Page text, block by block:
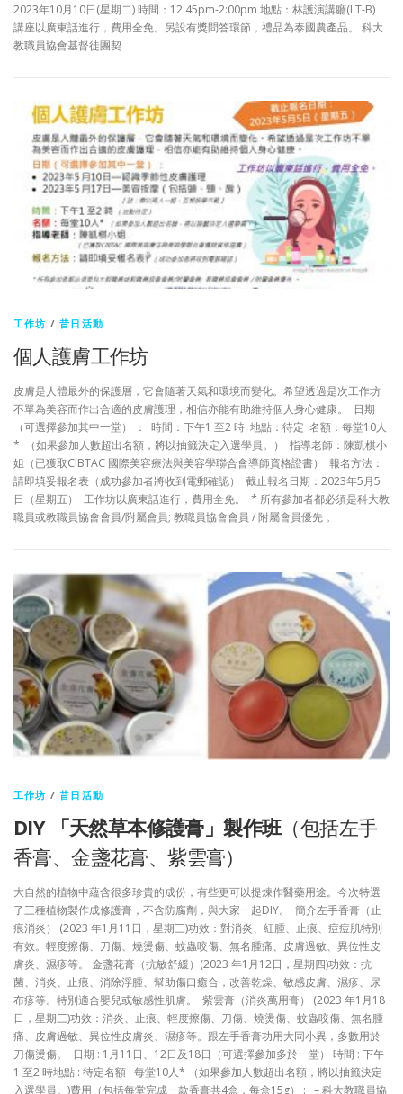
2023年10月10日(星期二) 時間：12:45pm-2:00pm 地點：林護演講廳(LT-B)
講座以廣東話進⾏，費⽤全免。另設有獎問答環節，禮品為泰國農產品。 科大
教職員協會基督徒團契
工作坊 /昔日活動
個人護膚工作坊
皮膚是人體最外的保護層，它會隨著天氣和環境而變化。希望透過是次工作坊
不單為美容而作出合適的皮膚護理，相信亦能有助維持個人身心健康。 日期
（可選擇參加其中一堂） ： 時間：下午1 至2 時 地點：待定 名額：每堂10人
* （如果參加人數超出名額，將以抽籤決定入選學員。） 指導老師：陳凱棋小
姐（已獲取CIBTAC 國際美容療法與美容學聯合會導師資格證書） 報名方法：
請即填妥報名表（成功參加者將收到電郵確認） 截止報名日期：2023年5月5
日（星期五） 工作坊以廣東話進行，費用全免。 * 所有參加者都必須是科大教
職員或教職員協會會員/附屬會員; 教職員協會會員 / 附屬會員優先 。
工作坊 /昔日活動
DIY 「天然草本修護膏」製作班（包括左手
香膏、金盞花膏、紫雲膏）
大自然的植物中蘊含很多珍貴的成份，有些更可以提煉作醫藥用途。今次特選
了三種植物製作成修護膏，不含防腐劑，與大家一起DIY。 簡介左手香膏（止
痕消炎） (2023 年1月11日，星期三)功效：對消炎、紅腫、止痕、痘痘肌特別
有效。輕度擦傷、刀傷、燒燙傷、蚊蟲咬傷、無名腫痛、皮膚過敏、異位性皮
膚炎、濕疹等。 金盞花膏（抗敏舒緩）(2023 年1月12日，星期四)功效：抗
菌、消炎、止痕、消除浮腫、幫助傷口癒合，改善乾燥、敏感皮膚、濕疹、尿
布疹等。特別適合嬰兒或敏感性肌膚。 紫雲膏（消炎萬用膏） (2023 年1月18
日，星期三)功效：消炎、止痕、輕度擦傷、刀傷、燒燙傷、蚊蟲咬傷、無名腫
痛、皮膚過敏、異位性皮膚炎、濕疹等。跟左手香膏功用大同小異，多數用於
刀傷燙傷。 日期 : 1月11日、12日及18日（可選擇參加多於一堂） 時間 : 下午
1 至2 時地點 : 待定名額 : 每堂10人* （如果參加人數超出名額，將以抽籤決定
入選學員。)費用（包括每堂完成一款香膏共4盒，每盒15g） : – 科大教職員協